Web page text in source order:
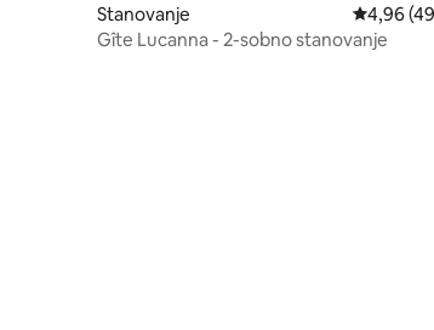
Stanovanje
4,96
Gîte Lucanna - 2-sobno stanovanje